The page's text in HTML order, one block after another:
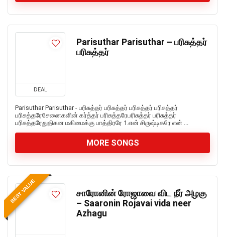
DEAL
Parisuthar Parisuthar – பரிசுத்தர்
பரிசுத்தர்
Parisuthar Parisuthar - பரிசுத்தர் பரிசுத்தர் பரிசுத்தர் பரிசுத்தர்
பரிசுத்தரேசேனைகளின் கர்த்தர் பரிசுத்தரேபரிசுத்தர் பரிசுத்தர்
பரிசுத்தரேதுதிகன மகிமைக்கு பாத்திரரே 1.என் சிருஷ்டிகரே என் ...
MORE SONGS
BEST VALUE
சாரோனின் ரோஜாவை விட நீர் அழகு
– Saaronin Rojavai vida neer
Azhagu